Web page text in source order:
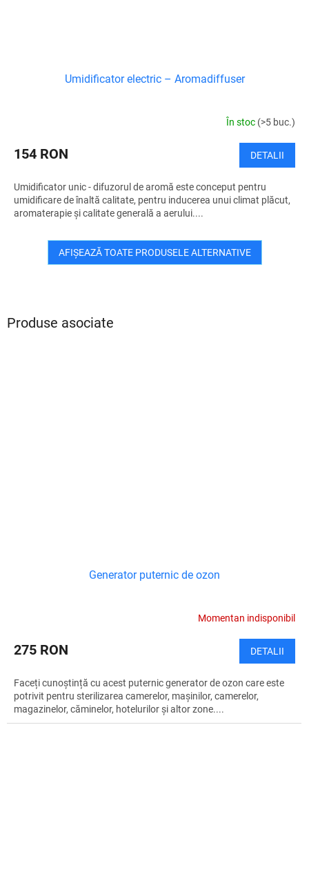
Produse asociate
Generator puternic de ozon
Momentan indisponibil
275 RON DETALII
Faceți cunoștință cu acest puternic generator de ozon care este
potrivit pentru sterilizarea camerelor, mașinilor, camerelor,
magazinelor, căminelor, hotelurilor și altor zone....
Umidificator electric – Aromadiffuser
În stoc (>5 buc.)
154 RON DETALII
Umidificator unic - difuzorul de aromă este conceput pentru
umidificare de înaltă calitate, pentru inducerea unui climat plăcut,
aromaterapie și calitate generală a aerului....
AFIŞEAZĂ TOATE PRODUSELE ALTERNATIVE